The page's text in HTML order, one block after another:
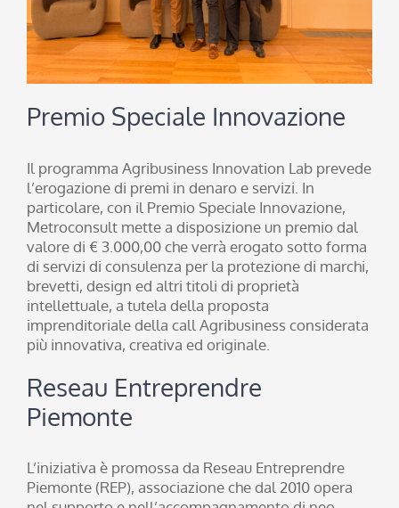
Premio Speciale Innovazione
Il programma Agribusiness Innovation Lab prevede
l’erogazione di premi in denaro e servizi. In
particolare, con il Premio Speciale Innovazione,
Metroconsult mette a disposizione un premio dal
valore di € 3.000,00 che verrà erogato sotto forma
di servizi di consulenza per la protezione di marchi,
brevetti, design ed altri titoli di proprietà
intellettuale, a tutela della proposta
imprenditoriale della call Agribusiness considerata
più innovativa, creativa ed originale.
Reseau Entreprendre
Piemonte
L’iniziativa è promossa da Reseau Entreprendre
Piemonte (REP), associazione che dal 2010 opera